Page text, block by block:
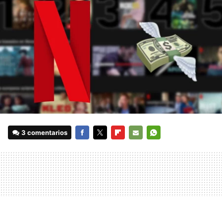
3 comentarios
MAIL